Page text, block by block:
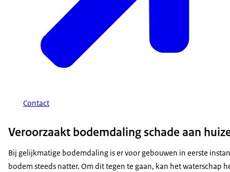
Contact
Veroorzaakt bodemdaling schade aan
Bij gelijkmatige bodemdaling is er voor gebouwen in eerste
bodem steeds natter. Om dit tegen te gaan, kan het